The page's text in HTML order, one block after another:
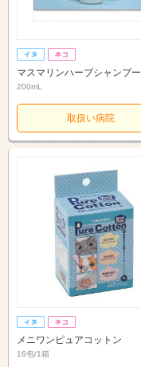
マスマリンハーブシャンプー
200mL
取扱い病院
メニワンピュアコットン
16包/1箱